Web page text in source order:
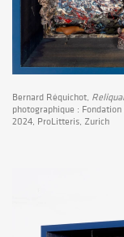
Bernard Réquichot,
photographique :
2024, ProLitteris, Zurich